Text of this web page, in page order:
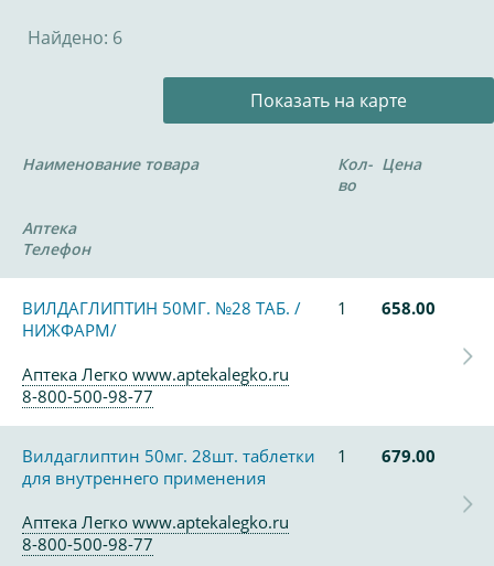
Найдено: 6
Показать на карте
Наименование товара
Кол-
во
Цена
Аптека
Телефон
ВИЛДАГЛИПТИН 50МГ. №28 ТАБ. /
НИЖФАРМ/
1 658.00
Аптека Легко www.aptekalegko.ru
8-800-500-98-77
Вилдаглиптин 50мг. 28шт. таблетки
для внутреннего применения
1 679.00
Аптека Легко www.aptekalegko.ru
8-800-500-98-77